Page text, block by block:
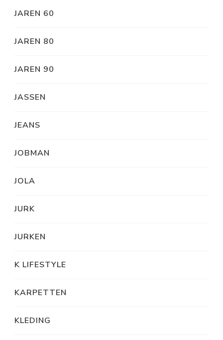
JAREN 60
JAREN 80
JAREN 90
JASSEN
JEANS
JOBMAN
JOLA
JURK
JURKEN
K LIFESTYLE
KARPETTEN
KLEDING